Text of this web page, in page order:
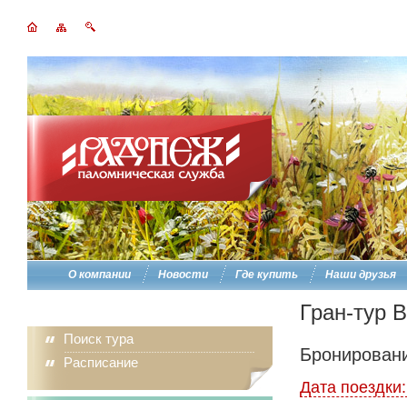
О компании Новости Где купить Наши друзья
Поиск тура
Расписание
Гран-тур
Дата